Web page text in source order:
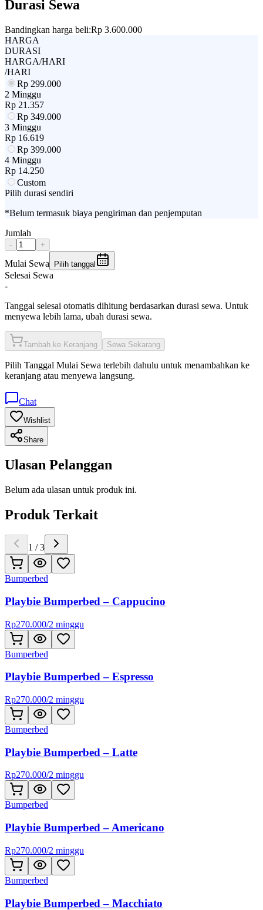
Durasi Sewa
Bandingkan harga beli:Rp 3.600.000
HARGA
DURASI
HARGA/HARI
/HARI
Rp 299.000
2 Minggu
Rp 21.357
Rp 349.000
3 Minggu
Rp 16.619
Rp 399.000
4 Minggu
Rp 14.250
Custom
Pilih durasi sendiri
*Belum termasuk biaya pengiriman dan penjemputan
Jumlah
- +
Mulai Sewa Pilih tanggal
Selesai Sewa
-
Tanggal selesai otomatis dihitung berdasarkan durasi sewa. Untuk
menyewa lebih lama, ubah durasi sewa.
Tambah ke Keranjang Sewa Sekarang
Pilih Tanggal Mulai Sewa terlebih dahulu untuk menambahkan ke
keranjang atau menyewa langsung.
Chat
Wishlist
Share
Ulasan Pelanggan
Belum ada ulasan untuk produk ini.
Produk Terkait
1 /3
Bumperbed
Playbie Bumperbed – Cappucino
Rp270.000/2 minggu
Bumperbed
Playbie Bumperbed – Espresso
Rp270.000/2 minggu
Bumperbed
Playbie Bumperbed – Latte
Rp270.000/2 minggu
Bumperbed
Playbie Bumperbed – Americano
Rp270.000/2 minggu
Bumperbed
Playbie Bumperbed – Macchiato